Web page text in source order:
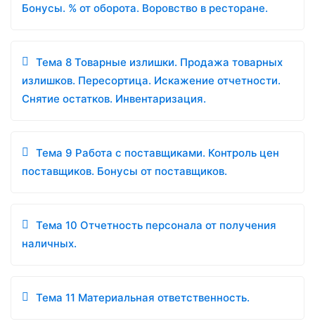
Бонусы. % от оборота. Воровство в ресторане.
Тема 8 Товарные излишки. Продажа товарных
излишков. Пересортица. Искажение отчетности.
Снятие остатков. Инвентаризация.
Тема 9 Работа с поставщиками. Контроль цен
поставщиков. Бонусы от поставщиков.
Тема 10 Отчетность персонала от получения
наличных.
Тема 11 Материальная ответственность.